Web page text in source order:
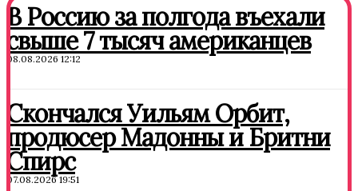
В Россию за полгода въехали
свыше 7 тысяч американцев
08.08.2026 12:12
Скончался Уильям Орбит,
продюсер Мадонны и Бритни
Спирс
07.08.2026 19:51